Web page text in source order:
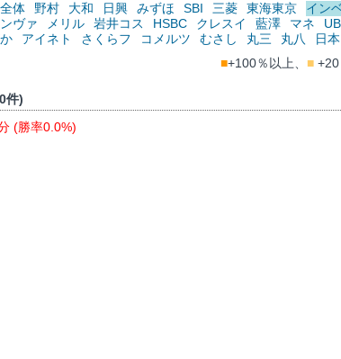
全体 野村 大和 日興 みずほ SBI 三菱 東海東京 イン
ヴァ メリル 岩井コス HSBC クレスイ 藍澤 マネ
アイネト さくらフ コメルツ むさし 丸三 丸八
日
■+100％以上、 ■+20
件)
(勝率0.0%)